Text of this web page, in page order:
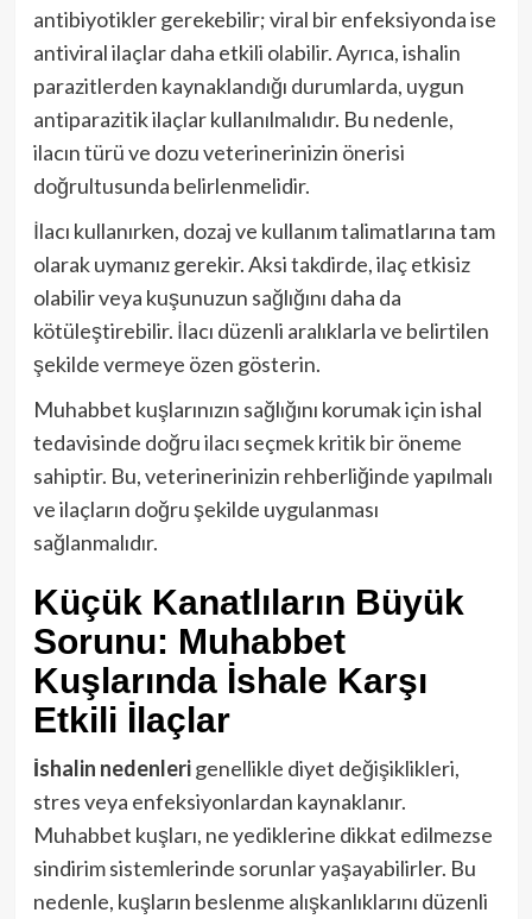
antibiyotikler gerekebilir; viral bir enfeksiyonda ise
antiviral ilaçlar daha etkili olabilir. Ayrıca, ishalin
parazitlerden kaynaklandığı durumlarda, uygun
antiparazitik ilaçlar kullanılmalıdır. Bu nedenle,
ilacın türü ve dozu veterinerinizin önerisi
doğrultusunda belirlenmelidir.
İlacı kullanırken, dozaj ve kullanım talimatlarına tam
olarak uymanız gerekir. Aksi takdirde, ilaç etkisiz
olabilir veya kuşunuzun sağlığını daha da
kötüleştirebilir. İlacı düzenli aralıklarla ve belirtilen
şekilde vermeye özen gösterin.
Muhabbet kuşlarınızın sağlığını korumak için ishal
tedavisinde doğru ilacı seçmek kritik bir öneme
sahiptir. Bu, veterinerinizin rehberliğinde yapılmalı
ve ilaçların doğru şekilde uygulanması
sağlanmalıdır.
Küçük Kanatlıların Büyük
Sorunu: Muhabbet
Kuşlarında İshale Karşı
Etkili İlaçlar
İshalin nedenlerigenellikle diyet değişiklikleri,
stres veya enfeksiyonlardan kaynaklanır.
Muhabbet kuşları, ne yediklerine dikkat edilmezse
sindirim sistemlerinde sorunlar yaşayabilirler. Bu
nedenle, kuşların beslenme alışkanlıklarını düzenli